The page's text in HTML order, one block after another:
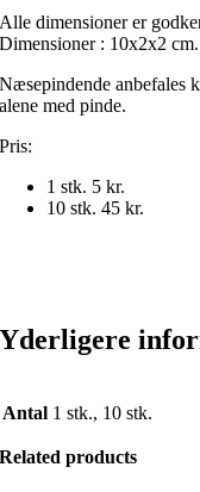
Alle dimensioner er
Dimensioner : 10x2x2
Næsepindende anbefales
alene med pinde.
Pris:
1 stk. 5 kr.
10 stk. 45 kr.
Yderligere
Antal 1 stk., 10 stk.
Related products